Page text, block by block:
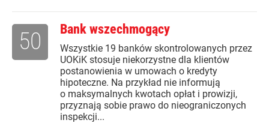
Bank wszechmogący
Wszystkie 19 banków skontrolowanych przez
UOKiK stosuje niekorzystne dla klientów
postanowienia w umowach o kredyty
hipoteczne. Na przykład nie informują
o maksymalnych kwotach opłat i prowizji,
przyznają sobie prawo do nieograniczonych
inspekcji...
50